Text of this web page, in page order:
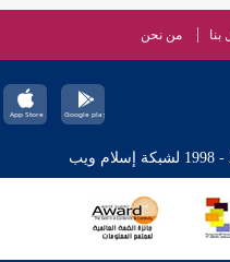
بنا من نحن